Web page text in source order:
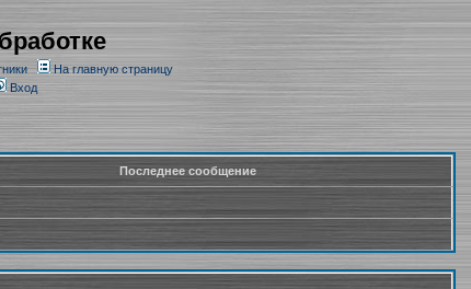
На главную страницу
Вход
Последнее сообщение